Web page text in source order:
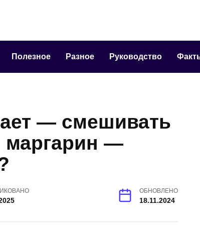
Полезное Разное Руководство
— смешивать
маргарин —
ОБНОВЛЕНО
18.11.2024